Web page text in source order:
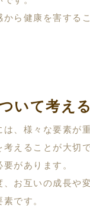
ら健康を害する
いて考える
、様々な要素が重
えることが大切
があります。
お互いの成長や
です。